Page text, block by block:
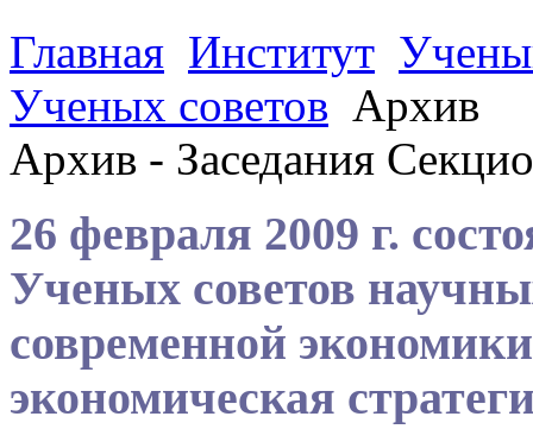
Главная Институт
Ученых советов Архив
Архив - Заседания
26 февраля 2009 г.
Ученых советов
современной
экономическая